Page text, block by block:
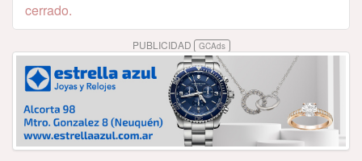
cerrado.
PUBLICIDAD GCAds